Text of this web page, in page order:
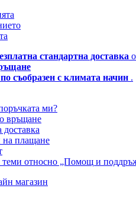
стандартна доставка
по съобразен с климата начин .
ми?
връщане
плащане
относно „Помощ и